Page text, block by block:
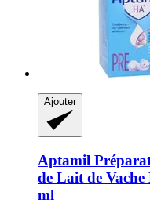
Ajouter
Aptamil
de Lait de
ml